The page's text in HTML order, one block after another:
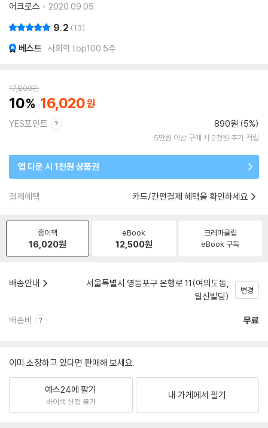
어크로스
2020.09.05.
9.2 13
베스트 사회학 top100 5주
17,800원
10 16,020
YES포인트 890원 (5%)
5만원 이상 구매 시 2천원 추가 적립
앱 다운 시 1천원 상품권
결제혜택 카드/간편결제 혜택을 확인하세요
종이책
16,020원
eBook
12,500원
크레마클럽
eBook 구독
배송안내
서울특별시 영등포구 은행로 11(여의도동,
일신빌딩)
변경
배송비 무료
이미 소장하고 있다면 판매해 보세요.
예스24에 팔기
바이백 신청 불가
내 가게에서 팔기